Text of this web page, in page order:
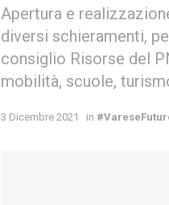
Apertura e
diversi schieramenti,
consiglio Risorse del
mobilità, scuole,
3 Dicembre 2021 in